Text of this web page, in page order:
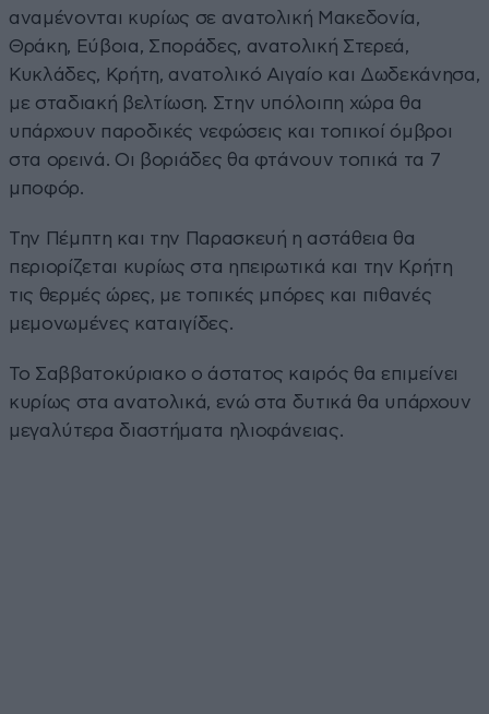
αναμένονται κυρίως σε ανατολική Μακεδονία,
Θράκη, Εύβοια, Σποράδες, ανατολική Στερεά,
Κυκλάδες, Κρήτη, ανατολικό Αιγαίο και Δωδεκάνησα,
με σταδιακή βελτίωση. Στην υπόλοιπη χώρα θα
υπάρχουν παροδικές νεφώσεις και τοπικοί όμβροι
στα ορεινά. Οι βοριάδες θα φτάνουν τοπικά τα 7
μποφόρ.
Την Πέμπτη και την Παρασκευή η αστάθεια θα
περιορίζεται κυρίως στα ηπειρωτικά και την Κρήτη
τις θερμές ώρες, με τοπικές μπόρες και πιθανές
μεμονωμένες καταιγίδες.
Το Σαββατοκύριακο ο άστατος καιρός θα επιμείνει
κυρίως στα ανατολικά, ενώ στα δυτικά θα υπάρχουν
μεγαλύτερα διαστήματα ηλιοφάνειας.